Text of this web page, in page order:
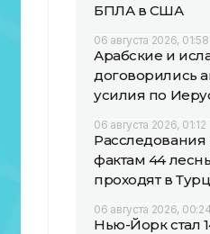
БПЛА в США
06 августа 2026, 01:58
Арабские и
договорились
усилия по
06 августа 2026, 01:12
Расследования
фактам 44
проходят в
06 августа 2026, 00:24
Нью-Йорк стал